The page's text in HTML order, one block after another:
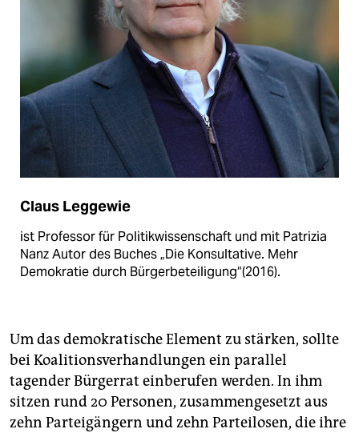
Claus ­Leggewie
ist Professor für Politikwissenschaft und mit Patrizia
Nanz Autor des Buches „Die Konsultative. Mehr
Demo­kratie durch Bürgerbeteiligung“(2016).
Um das demokratische Element zu stärken, sollte
bei Koalitionsverhandlungen ein parallel
tagender Bürgerrat einberufen werden. In ihm
sitzen rund 20 Personen, zusammengesetzt aus
zehn Parteigängern und zehn Parteilosen, die ihre